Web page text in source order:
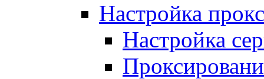
Настройка
Настройка